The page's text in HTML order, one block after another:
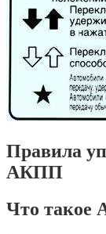
Правила
АКПП
Что